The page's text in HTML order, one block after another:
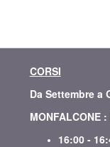
CORSI
Da Settembre a
MONFALCONE
16:00 -